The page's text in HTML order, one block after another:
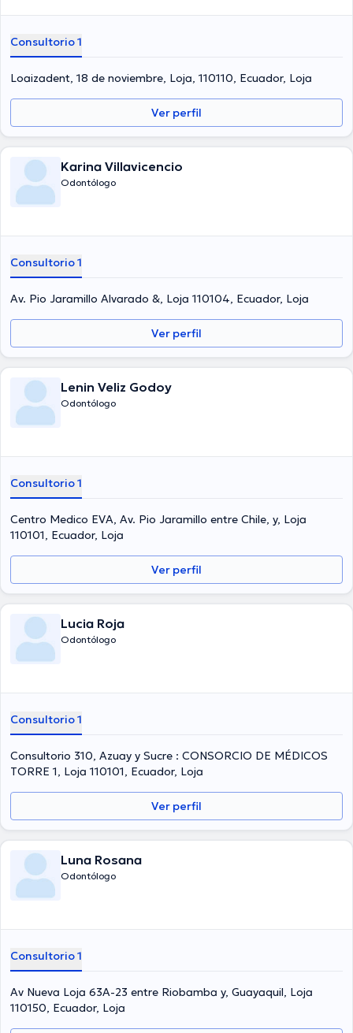
Consultorio 1
Loaizadent, 18 de noviembre, Loja, 110110, Ecuador, Loja
Ver perfil
Karina Villavicencio
Odontólogo
Consultorio 1
Av. Pio Jaramillo Alvarado &, Loja 110104, Ecuador, Loja
Ver perfil
Lenin Veliz Godoy
Odontólogo
Consultorio 1
Centro Medico EVA, Av. Pio Jaramillo entre Chile, y, Loja
110101, Ecuador, Loja
Ver perfil
Lucia Roja
Odontólogo
Consultorio 1
Consultorio 310, Azuay y Sucre : CONSORCIO DE MÉDICOS
TORRE 1, Loja 110101, Ecuador, Loja
Ver perfil
Luna Rosana
Odontólogo
Consultorio 1
Av Nueva Loja 63A-23 entre Riobamba y, Guayaquil, Loja
110150, Ecuador, Loja